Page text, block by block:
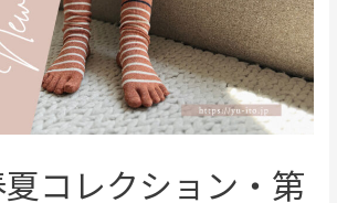
コレクション・第